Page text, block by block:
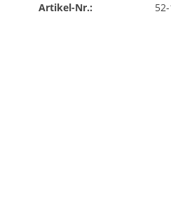
Artikel-Nr.: